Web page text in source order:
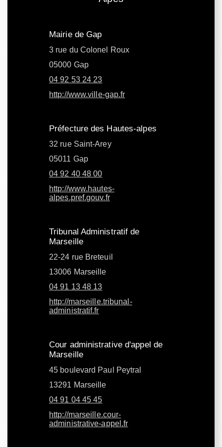
Mairie de Gap
3 rue du Colonel Roux
05000 Gap
04 92 53 24 23
http://www.ville-gap.fr
Préfecture des Hautes-alpes
32 rue Saint-Arey
05011 Gap
04 92 40 48 00
http://www.hautes-
alpes.pref.gouv.fr
Tribunal Administratif de
Marseille
22-24 rue Breteuil
13006 Marseille
04 91 13 48 13
http://marseille.tribunal-
administratif.fr
Cour administrative d'appel de
Marseille
45 boulevard Paul Peytral
13291 Marseille
04 91 04 45 45
http://marseille.cour-
administrative-appel.fr